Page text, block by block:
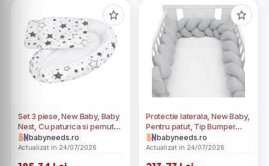
Set 3 piese, New Baby, Baby
Nest, Cu paturica si pernuta,
Grey stars
babyneeds.ro
Actualizat in 24/07/2026
Protectie laterala, New Baby,
Pentru patut, Tip Bumper
impletit, Din muselina, Din
materiale certificate Oeko
babyneeds.ro
Actualizat in 24/07/2026